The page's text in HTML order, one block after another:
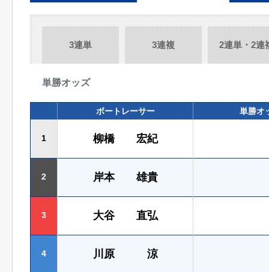
3連単 3連複 2連単・2連
単勝オッズ
ボートレーサー 単勝オ
1 柳橋 宏紀
2 岸本 雄貴
3 大谷 直弘
4 川原 涼